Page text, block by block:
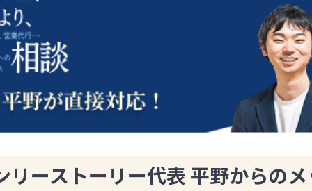
リーストーリー代表 平野からの